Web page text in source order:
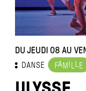
DU JEUDI 08 AU
DANSE FAM E